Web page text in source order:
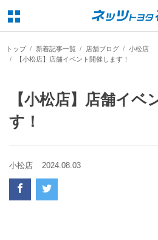
トップ 新着記事一覧 店舗ブログ
小松店
【小松店】店舗イベント開催します！
【小松店】店舗イベ
す！
小松店 2024.08.03